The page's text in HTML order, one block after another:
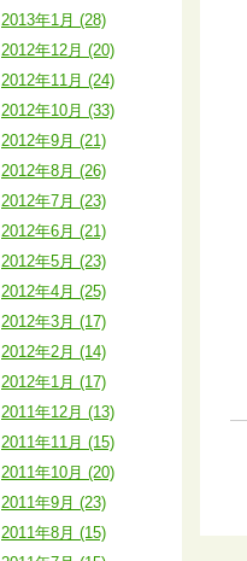
2013年1月 (28)
2012年12月 (20)
2012年11月 (24)
2012年10月 (33)
2012年9月 (21)
2012年8月 (26)
2012年7月 (23)
2012年6月 (21)
2012年5月 (23)
2012年4月 (25)
2012年3月 (17)
2012年2月 (14)
2012年1月 (17)
2011年12月 (13)
2011年11月 (15)
2011年10月 (20)
2011年9月 (23)
2011年8月 (15)